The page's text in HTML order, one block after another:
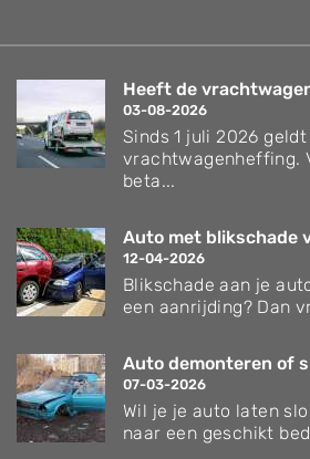
Heeft de
03-08-2026
Sinds 1 juli 2026
vrachtwagenheffing.
beta...
Auto met blikschade
12-04-2026
Blikschade aan je
een aanrijding? Dan
Auto demonteren of
07-03-2026
Wil je je auto laten
naar een geschikt